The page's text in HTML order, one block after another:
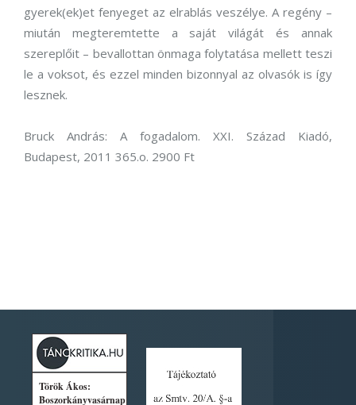
gyerek(ek)et fenyeget az elrablás veszélye. A regény –
miután megteremtette a saját világát és annak
szereplőit – bevallottan önmaga folytatása mellett teszi
le a voksot, és ezzel minden bizonnyal az olvasók is így
lesznek.
Bruck András: A fogadalom. XXI. Század Kiadó,
Budapest, 2011 365.o. 2900 Ft